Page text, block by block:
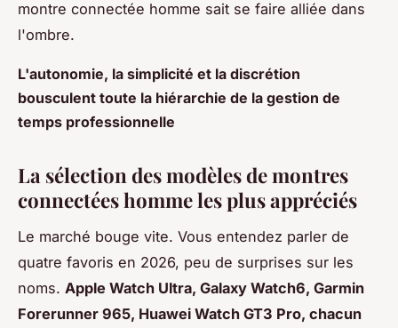
montre connectée homme sait se faire alliée dans
l'ombre.
L'autonomie, la simplicité et la discrétion
bousculent toute la hiérarchie de la gestion de
temps professionnelle
La sélection des modèles de montres
connectées homme les plus appréciés
Le marché bouge vite. Vous entendez parler de
quatre favoris en 2026, peu de surprises sur les
noms. Apple Watch Ultra, Galaxy Watch6, Garmin
Forerunner 965, Huawei Watch GT3 Pro, chacun